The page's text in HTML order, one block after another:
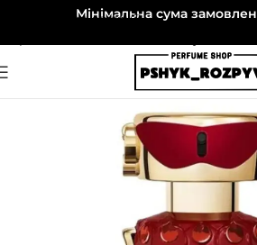
Перейти до навігації
Мінімальна сума